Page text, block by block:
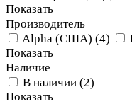
Показать
Производитель
Alpha (США) (4)
Показать
Наличие
В наличии (2)
Показать